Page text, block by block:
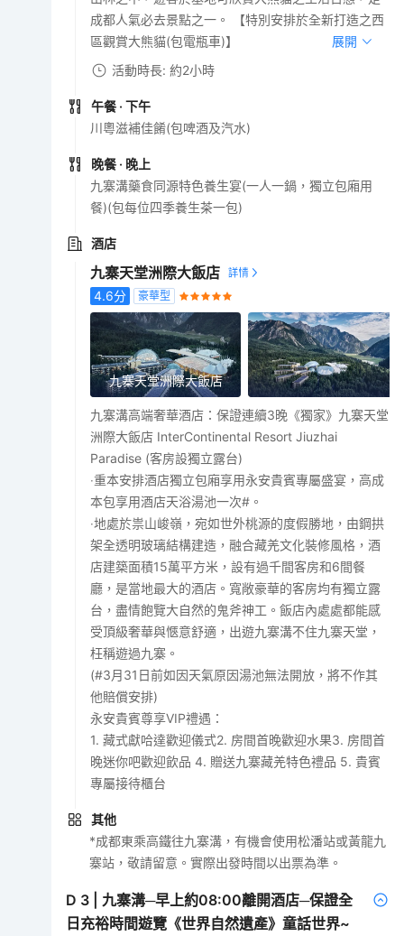
成都人氣必去景點之一。 【特別安排於全新打造之西
區觀賞大熊貓(包電瓶車)】
展開
活動時長: 約2小時
午餐 · 下午
川粵滋補佳餚(包啤酒及汽水)
晚餐 · 晚上
九寨溝藥食同源特色養生宴(一人一鍋，獨立包廂用
餐)(包每位四季養生茶一包)
酒店
九寨天堂洲際大飯店
4.6分 豪華型
九寨天堂洲際大飯店
九寨溝高端奢華酒店：保證連續3晚《獨家》九寨天堂
洲際大飯店 InterContinental Resort Jiuzhai
Paradise (客房設獨立露台)
‧重本安排酒店獨立包廂享用永安貴賓專屬盛宴，高成
本包享用酒店天浴湯池一次#。
‧地處於祟山峻嶺，宛如世外桃源的度假勝地，由鋼拱
架全透明玻璃結構建造，融合藏羌文化裝修風格，酒
店建築面積15萬平方米，設有過千間客房和6間餐
廳，是當地最大的酒店。寬敞豪華的客房均有獨立露
台，盡情飽覽大自然的鬼斧神工。飯店內處處都能感
受頂級奢華與愜意舒適，出遊九寨溝不住九寨天堂，
枉稱遊過九寨。
(#3月31日前如因天氣原因湯池無法開放，將不作其
他賠償安排)
永安貴賓尊享VIP禮遇：
1. 藏式獻哈達歡迎儀式2. 房間首晚歡迎水果3. 房間首
晚迷你吧歡迎飲品 4. 贈送九寨藏羌特色禮品 5. 貴賓
專屬接待櫃台
其他
*成都東乘高鐵往九寨溝，有機會使用松潘站或黃龍九
寨站，敬請留意。實際出發時間以出票為準。
D 3
九寨溝─早上約08:00離開酒店─保證全
日充裕時間遊覽《世界自然遺產》童話世界~